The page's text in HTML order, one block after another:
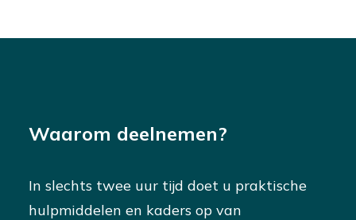
Waarom deelnemen?
In slechts twee uur tijd doet u praktische
hulpmiddelen en kaders op van